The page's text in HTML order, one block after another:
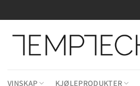
to
VINSKAP KJØLEPRODUKTER